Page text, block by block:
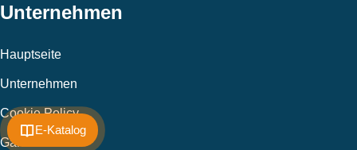
E-Katalog
Unternehmen
Hauptseite
Unternehmen
Cookie Policy
Galerie